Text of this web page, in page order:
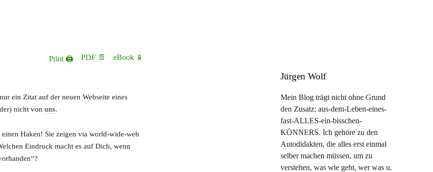
Print 🖨 PDF 📄 eBook 📱
ein Zitat auf der neuen Webseite eines
nicht von uns.
Haken! Sie zeigen via world-wide-web
Eindruck macht es auf Dich, wenn
Jürgen Wolf
Mein Blog trägt nicht ohne Grund
den Zusatz: aus-dem-Leben-eines-
fast-ALLES-ein-bisschen-
KÖNNERS. Ich gehöre zu den
Autodidakten, die alles erst einmal
selber machen müssen, um zu
verstehen, was wie geht, wer was u.